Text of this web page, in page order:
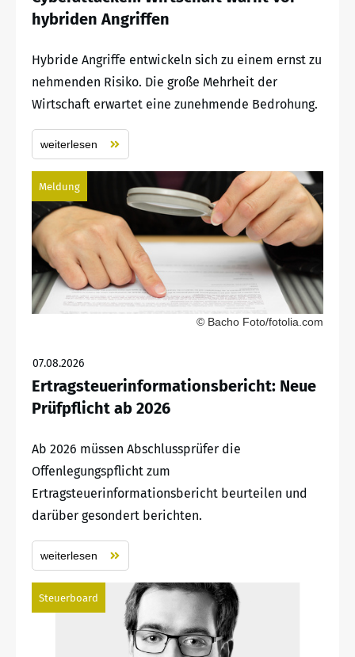
hybriden Angriffen
Hybride Angriffe entwickeln sich zu einem ernst zu
nehmenden Risiko. Die große Mehrheit der
Wirtschaft erwartet eine zunehmende Bedrohung.
weiterlesen
Meldung
© Bacho Foto/fotolia.com
07.08.2026
Ertragsteuerinformationsbericht: Neue
Prüfpflicht ab 2026
Ab 2026 müssen Abschlussprüfer die
Offenlegungspflicht zum
Ertragsteuerinformationsbericht beurteilen und
darüber gesondert berichten.
weiterlesen
Steuerboard